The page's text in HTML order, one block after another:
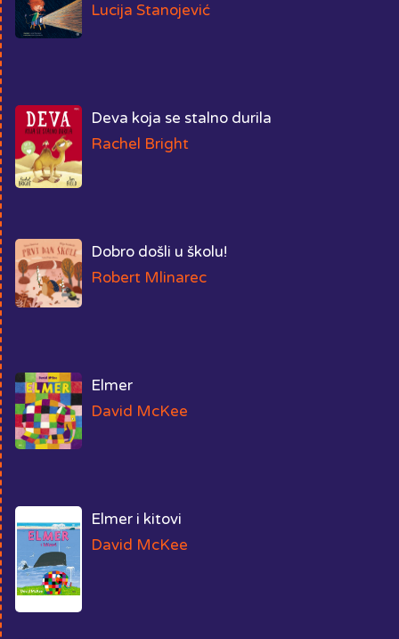
Lucija Stanojević
Deva koja se stalno durila
Rachel Bright
Dobro došli u školu!
Robert Mlinarec
Elmer
David McKee
Elmer i kitovi
David McKee